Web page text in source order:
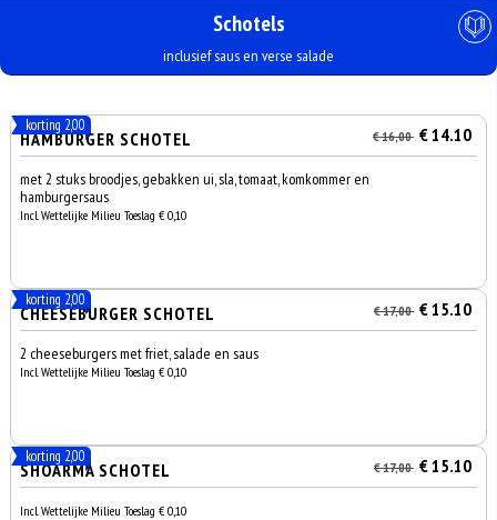
Schotels
inclusief saus en verse salade
korting 2,00
HAMBURGER SCHOTEL € 16,00 € 14.10
met 2 stuks broodjes, gebakken ui, sla, tomaat, komkommer en
hamburgersaus
Incl. Wettelijke Milieu Toeslag € 0,10
korting 2,00
CHEESEBURGER SCHOTEL € 17,00 € 15.10
2 cheeseburgers met friet, salade en saus
Incl. Wettelijke Milieu Toeslag € 0,10
korting 2,00
SHOARMA SCHOTEL € 17,00 € 15.10
Incl. Wettelijke Milieu Toeslag € 0,10